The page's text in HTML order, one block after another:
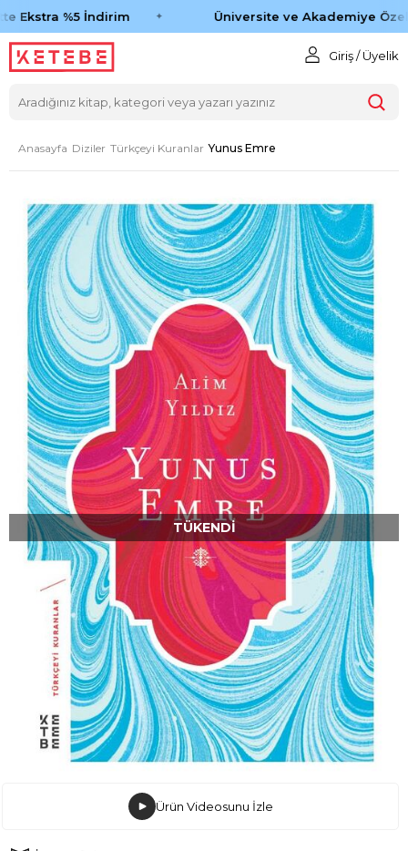
Ekstra %5 İndirim Üniversite ve Akademiye Özel
Giriş / Üyelik
Anasayfa Diziler Türkçeyi Kuranlar Yunus Emre
TÜKENDI
Ürün Videosunu İzle